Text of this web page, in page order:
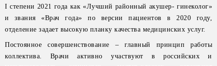
I степени 2021 года как «Лучший районный акушер- гинеколог»
и звания «Врач года» по версии пациентов в 2020 году,
отделение задает высокую планку качества медицинских услуг.
Постоянное совершенствование – главный принцип работы
коллектива. Врачи активно участвуют в российских и